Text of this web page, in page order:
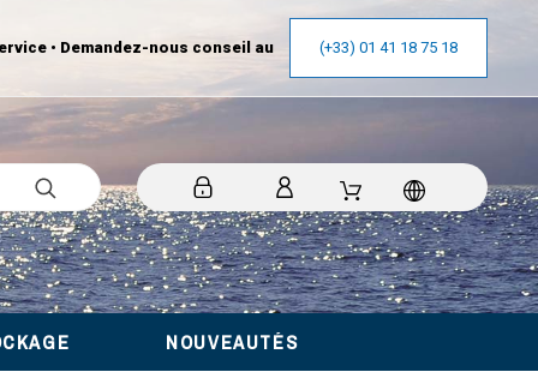
• Demandez-nous conseil au (+33) 01 41 18 75 18
NOUVEAUTÉS